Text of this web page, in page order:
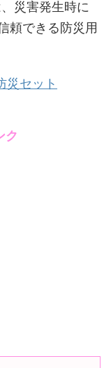
災害発生時に
頼できる防災用
災セット
ク